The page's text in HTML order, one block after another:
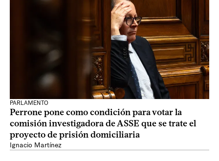
PARLAMENTO
Perrone pone como condición para votar la
comisión investigadora de ASSE que se trate el
proyecto de prisión domiciliaria
Ignacio Martínez